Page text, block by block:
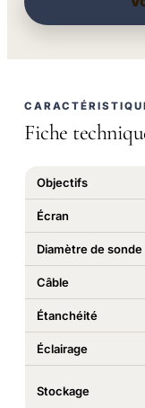
Fiche
Objectifs
Écran
Diamètre de sonde
Câble
Étanchéité
Éclairage
Stockage